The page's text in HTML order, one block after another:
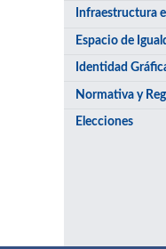
Infraestructura
Espacio de
Identidad
Normativa y
Elecciones